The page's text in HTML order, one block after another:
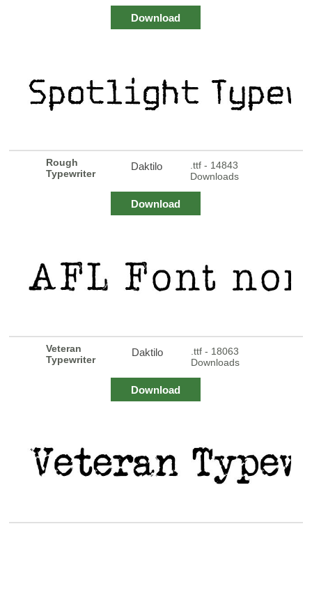
Download
Rough
Typewriter
Daktilo
.ttf - 14843
Downloads
Download
Veteran
Typewriter
Daktilo
.ttf - 18063
Downloads
Download